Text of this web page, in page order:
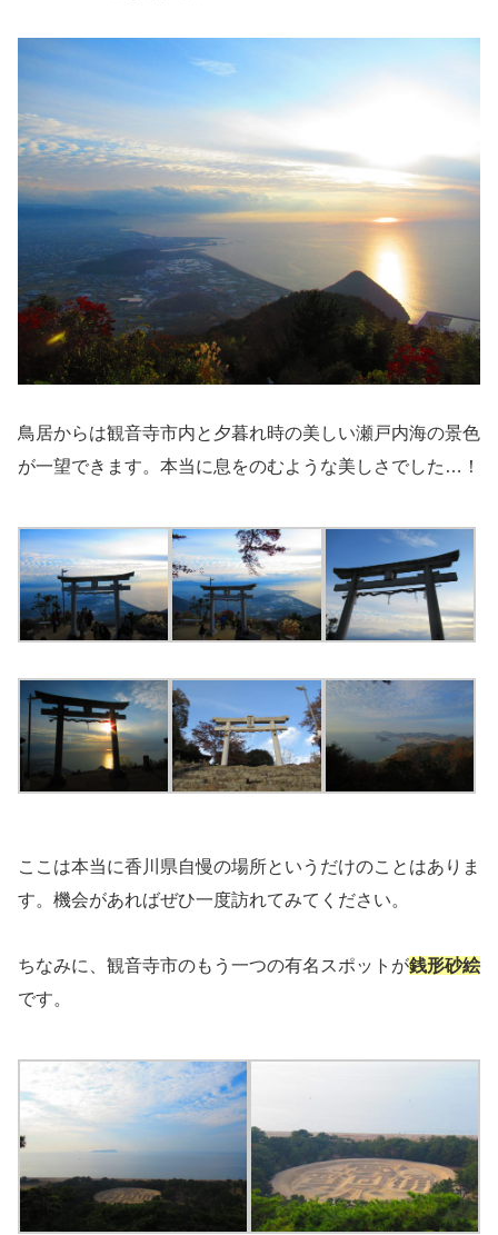
鳥居からは観音寺市内と夕暮れ時の美しい瀬戸内海の景色
が一望できます。本当に息をのむような美しさでした…！
ここは本当に香川県自慢の場所というだけのことはありま
す。機会があればぜひ一度訪れてみてください。
ちなみに、観音寺市のもう一つの有名スポットが銭形砂絵
です。